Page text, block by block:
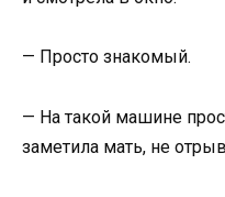
— Просто знакомый.
— На такой машине
заметила мать, не